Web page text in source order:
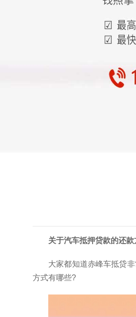
关于汽车抵押贷款的还
大家都知道赤峰车抵贷
方式有哪些?